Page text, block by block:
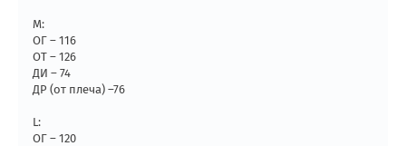
M:
ОГ – 116
ОТ – 126
ДИ – 74
ДР (от плеча) –76
L:
ОГ – 120